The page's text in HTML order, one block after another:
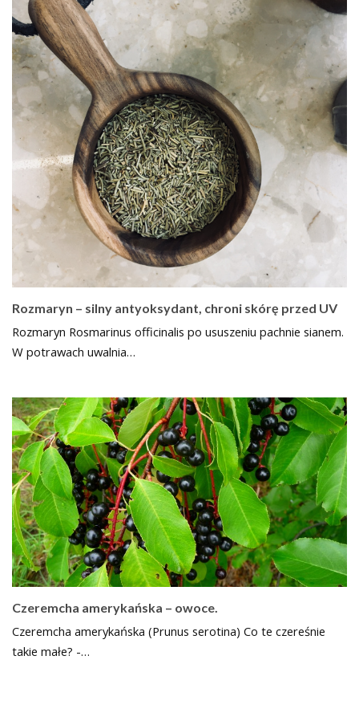
Rozmaryn – silny antyoksydant, chroni skórę przed UV
Rozmaryn Rosmarinus officinalis po ususzeniu pachnie sianem.
W potrawach uwalnia…
Czeremcha amerykańska – owoce.
Czeremcha amerykańska (Prunus serotina) Co te czereśnie
takie małe? -…